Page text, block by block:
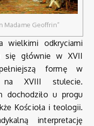
Madame Geoffrin”
wielkimi odkryciami
się głównie w XVII
formę w
na XVIII stulecie.
dochodziło u progu
Kościoła i teologii.
interpretację